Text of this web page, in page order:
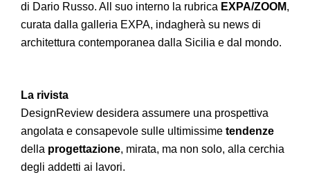
di Dario Russo. All suo interno la rubrica EXPA/ZOOM,
curata dalla galleria EXPA, indagherà su news di
architettura contemporanea dalla Sicilia e dal mondo.
La rivista
DesignReview desidera assumere una prospettiva
angolata e consapevole sulle ultimissime tendenze
della progettazione, mirata, ma non solo, alla cerchia
degli addetti ai lavori.